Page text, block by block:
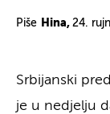
Piše Hina, 24.
Srbijanski
je u nedjelju